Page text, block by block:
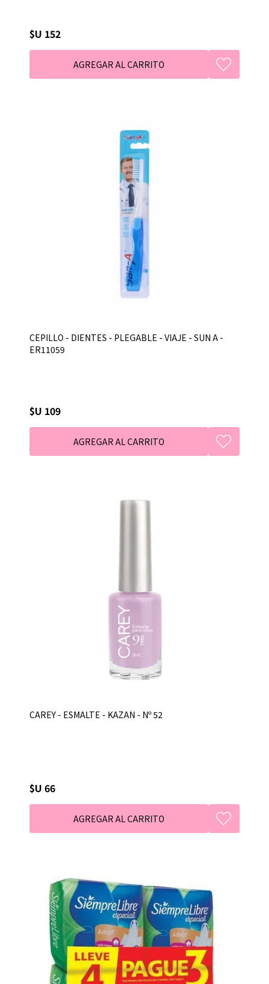
$U 152
CEPILLO - DIENTES - PLEGABLE - VIAJE - SUN A -
ER11059
$U 109
CAREY - ESMALTE - KAZAN - Nº 52
$U 66